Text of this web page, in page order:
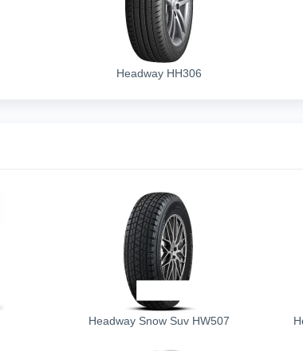
Headway HH306
Headway Snow Suv HW507